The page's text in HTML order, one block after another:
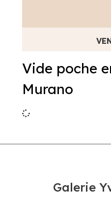
Vide poche
Murano
Galerie